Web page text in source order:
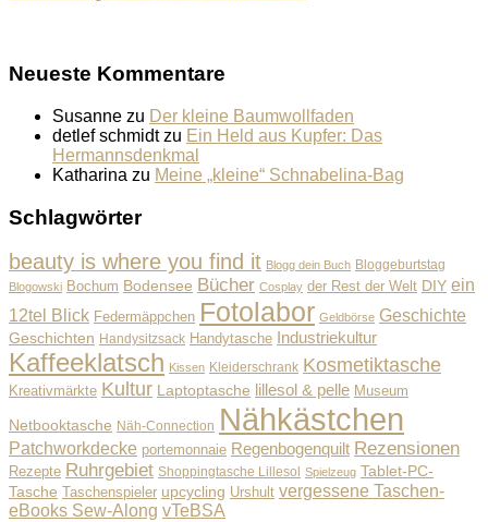
Neueste Kommentare
Susanne zu Der kleine Baumwollfaden
detlef schmidtzu Ein Held aus Kupfer: Das
Hermannsdenkmal
Katharina zu Meine „kleine“ Schnabelina-Bag
Schlagwörter
beauty is where you find it Blogg dein Buch Bloggeburtstag
Blogowski Bochum Bodensee Bücher Cosplay der Rest der Welt DIY ein
12tel Blick Federmäppchen Fotolabor Geldbörse Geschichte
Geschichten Handysitzsack Handytasche Industriekultur
Kaffeeklatsch Kissen Kleiderschrank Kosmetiktasche
Kreativmärkte Kultur Laptoptasche lillesol & pelle Museum
Netbooktasche Näh-Connection Nähkästchen
Patchworkdecke portemonnaie Regenbogenquilt Rezensionen
Rezepte Ruhrgebiet Shoppingtasche Lillesol Spielzeug Tablet-PC-
Tasche Taschenspieler upcycling Urshult vergessene Taschen-
eBooks Sew-Along vTeBSA